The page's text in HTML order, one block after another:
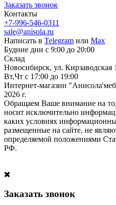
Заказать звонок
Контакты
+7-996-546-0311
sale@anisola.ru
Написать в Telegram или Max
Будние дни с 9:00 до 20:00
Склад
Новосибирск, ул. Кирзаводская 1
Вт,Чт с 17:00 до 19:00
Интернет-магазин
2026 г.
Обращаем Ваше внимание на то,
носит исключительно
каких условиях
размещенные на сайте, не
определяемой положениями
РФ.
Заказать звонок